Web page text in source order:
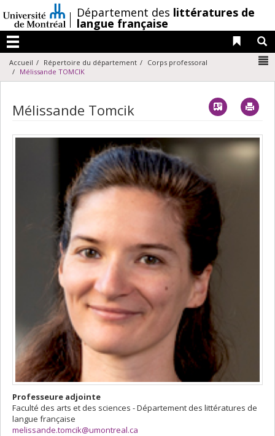
au
contenu
/Département des littératures de
langue française
Menu
Liens
Accueil Répertoire du département
Corps professoral
Mélissande TOMCIK
Mélissande Tomcik Vcard
Professeure adjointe
Faculté des arts et des sciences - Département des littératures de
langue française
melissande.tomcik@umontreal.ca